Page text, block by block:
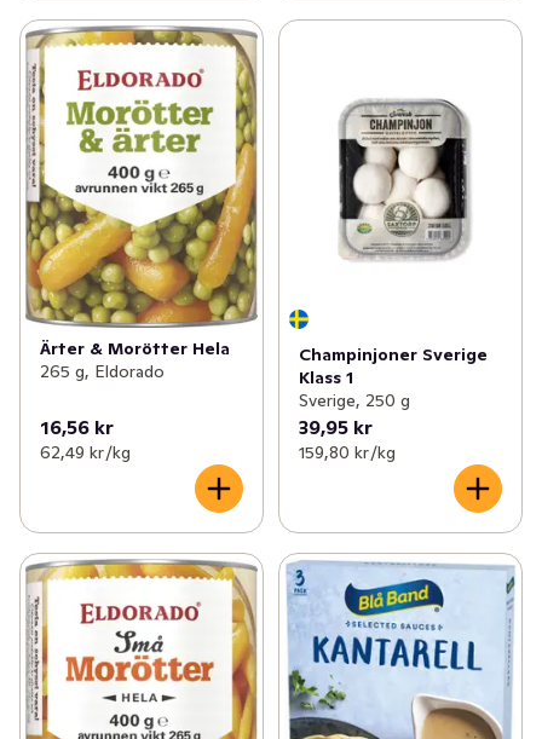
Ärter & Morötter Hela
265 g, Eldorado
16,56 kr
62,49 kr /kg
Champinjoner Sverige
Klass 1
Sverige, 250 g
39,95 kr
159,80 kr /kg